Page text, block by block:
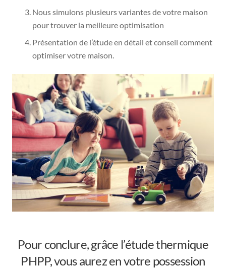
Nous simulons plusieurs variantes de votre maison
pour trouver la meilleure optimisation
Présentation de l’étude en détail et conseil comment
optimiser votre maison.
Pour conclure, grâce l’étude thermique
PHPP, vous aurez en votre possession